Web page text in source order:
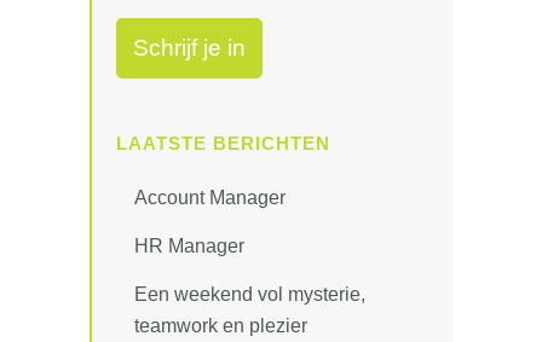
LAATSTE BERICHTEN
Account Manager
HR Manager
Een weekend vol mysterie,
teamwork en plezier